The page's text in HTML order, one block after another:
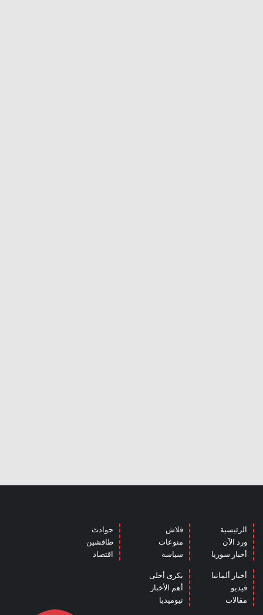
الرئيسية
ورد الآن
أخبار سوريا
فلاش
منوعات
سياسة
حوادث
طافشين
اقتصاد
أخبار ألمانيا
فيديو
مقالات
بكرى أحلى
أهم الأخبار
نيوميديا